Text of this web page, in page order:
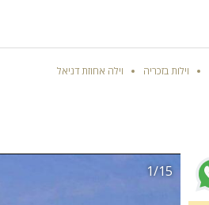
וילות בזכריה וילה אחוזת דניאל
1/15